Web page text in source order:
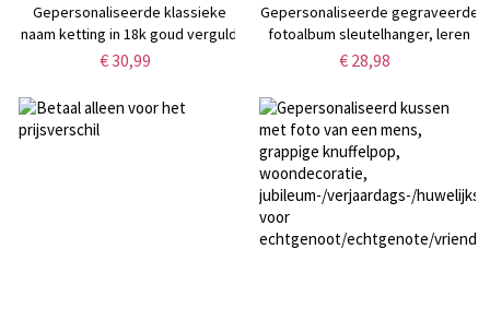
Gepersonaliseerde klassieke
naam ketting in 18k goud verguld
€ 30,99
Gepersonaliseerde gegraveerde
fotoalbum sleutelhanger, leren
gevouwen album sleutelhanger,
jubileum/Valentijnsdag/Vaderdag
cadeau voor hem/haar/papa
€ 28,98